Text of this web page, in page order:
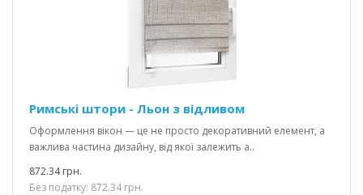
Римські штори - Льон з відливом
Оформлення вікон — це не просто декоративний елемент, а
важлива частина дизайну, від якої залежить а..
872.34 грн.
Без податку: 872.34 грн.